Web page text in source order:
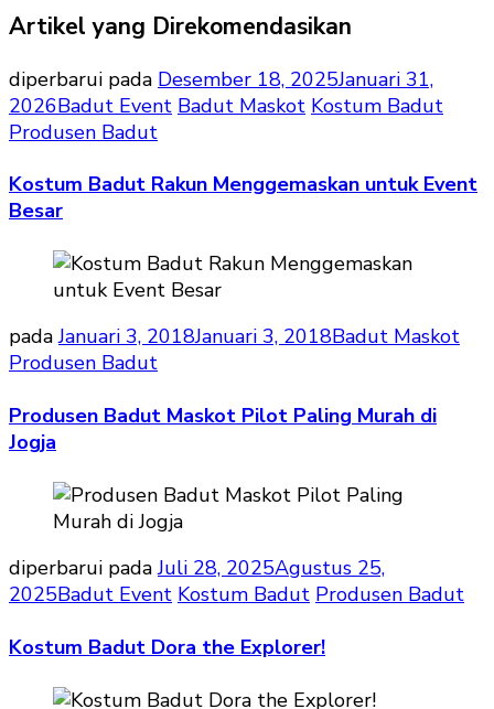
Artikel yang Direkomendasikan
diperbarui pada Desember 18, 2025Januari 31,
2026Badut Event Badut Maskot Kostum Badut
Produsen Badut
Kostum Badut Rakun Menggemaskan untuk Event
Besar
padaJanuari 3, 2018Januari 3, 2018Badut Maskot
Produsen Badut
Produsen Badut Maskot Pilot Paling Murah di
Jogja
diperbarui padaJuli 28, 2025Agustus 25,
2025Badut Event Kostum Badut Produsen Badut
Kostum Badut Dora the Explorer!